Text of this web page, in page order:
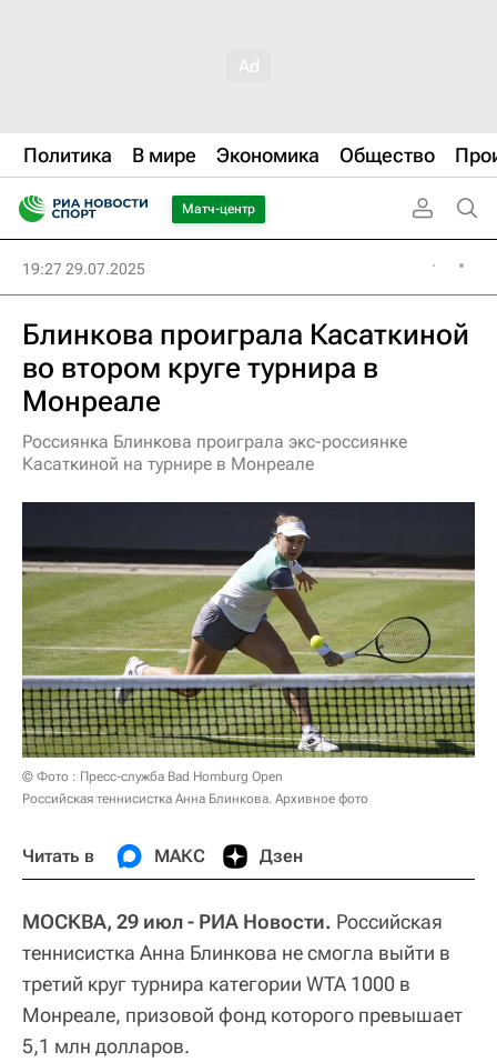
Политика В мире Экономика Общество
Матч-центр
19:27 29.07.2025
Блинкова проиграла Касаткиной
во втором круге турнира в
Монреале
Россиянка Блинкова проиграла экс-россиянке
Касаткиной на турнире в Монреале
© Фото : Пресс-служба Bad Homburg Open
Российская теннисистка Анна Блинкова. Архивное фото
Читать в МАКС Дзен
МОСКВА, 29 июл - РИА Новости. Российская
теннисистка Анна Блинкова не смогла выйти в
третий круг турнира категории WTA 1000 в
Монреале, призовой фонд которого превышает
5,1 млн долларов.